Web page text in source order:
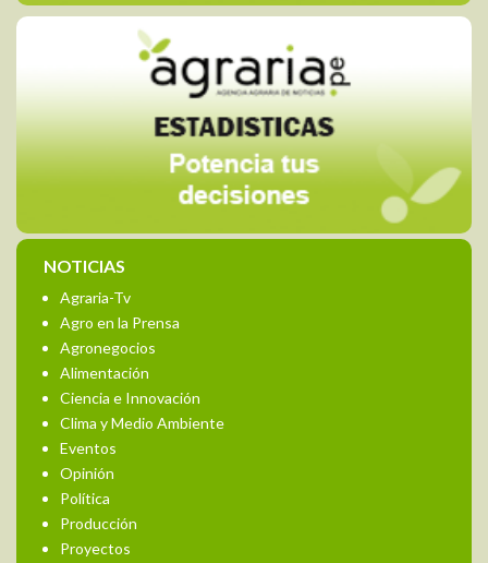
NOTICIAS
Agraria-Tv
Agro en la Prensa
Agronegocios
Alimentación
Ciencia e Innovación
Clima y Medio Ambiente
Eventos
Opinión
Política
Producción
Proyectos